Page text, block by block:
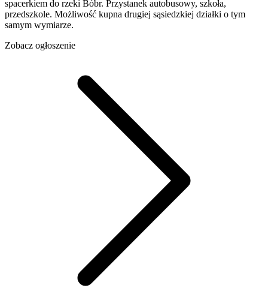
spacerkiem do rzeki Bóbr. Przystanek autobusowy, szkoła,
przedszkole. Możliwość kupna drugiej sąsiedzkiej działki o tym
samym wymiarze.
Zobacz ogłoszenie